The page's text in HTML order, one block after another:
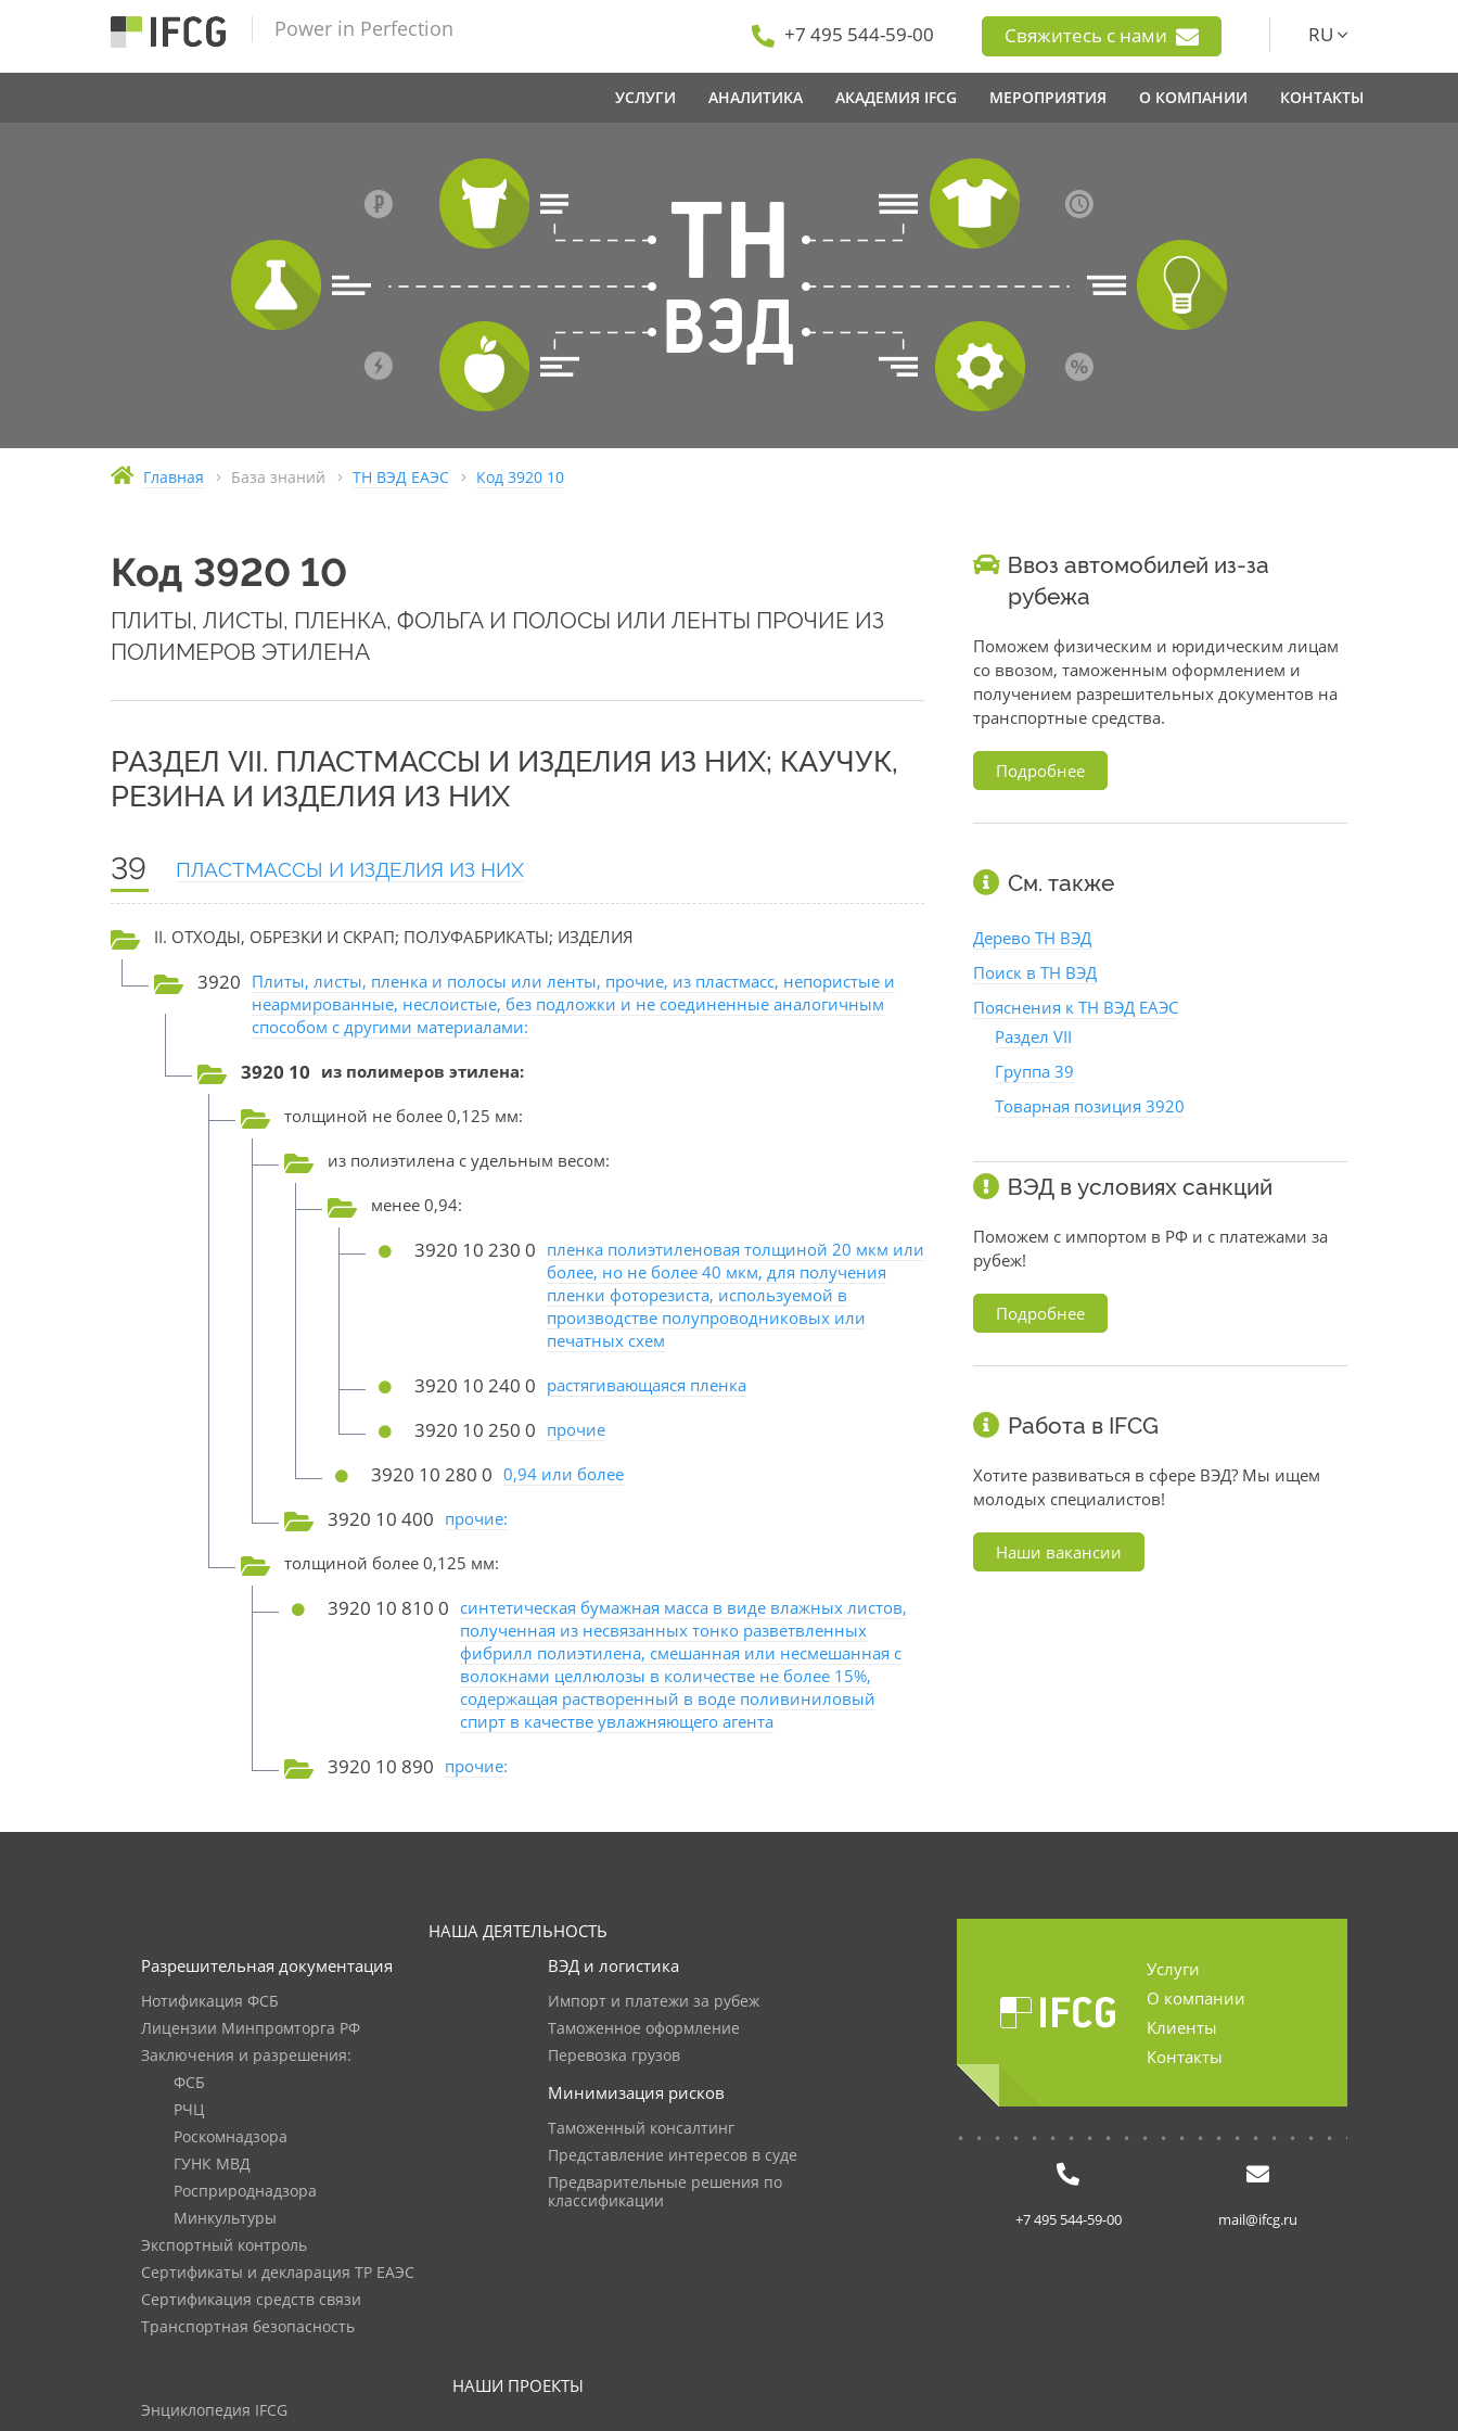
Power in Perfection +7 495 544-59-00 Свяжитесь с нами RU
УСЛУГИ АНАЛИТИКА АКАДЕМИЯ IFCG МЕРОПРИЯТИЯ О КОМПАНИИ КОНТАКТЫ
Главная База знаний ТН ВЭД ЕАЭС Код 3920 10
Код 3920 10
ПЛИТЫ, ЛИСТЫ, ПЛЕНКА, ФОЛЬГА И ПОЛОСЫ ИЛИ ЛЕНТЫ ПРОЧИЕ ИЗ
ПОЛИМЕРОВ ЭТИЛЕНА
РАЗДЕЛ VII. ПЛАСТМАССЫ И ИЗДЕЛИЯ ИЗ НИХ; КАУЧУК,
РЕЗИНА И ИЗДЕЛИЯ ИЗ НИХ
39 ПЛАСТМАССЫ И ИЗДЕЛИЯ ИЗ НИХ
II. ОТХОДЫ, ОБРЕЗКИ И СКРАП; ПОЛУФАБРИКАТЫ; ИЗДЕЛИЯ
3920 Плиты, листы, пленка и полосы или ленты, прочие, из пластмасс, непористые и
неармированные, неслоистые, без подложки и не соединенные аналогичным
способом с другими материалами:
3920 10 из полимеров этилена:
толщиной не более 0,125 мм:
из полиэтилена с удельным весом:
менее 0,94:
3920 10 230 0 пленка полиэтиленовая толщиной 20 мкм или
более, но не более 40 мкм, для получения
пленки фоторезиста, используемой в
производстве полупроводниковых или
печатных схем
3920 10 240 0 растягивающаяся пленка
3920 10 250 0 прочие
3920 10 280 0 0,94 или более
3920 10 400 прочие:
толщиной более 0,125 мм:
3920 10 810 0 синтетическая бумажная масса в виде влажных листов,
полученная из несвязанных тонко разветвленных
фибрилл полиэтилена, смешанная или несмешанная с
волокнами целлюлозы в количестве не более 15%,
содержащая растворенный в воде поливиниловый
спирт в качестве увлажняющего агента
3920 10 890 прочие:
Ввоз автомобилей из-за
рубежа
Поможем физическим и юридическим лицам
со ввозом, таможенным оформлением и
получением разрешительных документов на
транспортные средства.
Подробнее
См. также
Дерево ТН ВЭД
Поиск в ТН ВЭД
Пояснения к ТН ВЭД ЕАЭС
Раздел VII
Группа 39
Товарная позиция 3920
ВЭД в условиях санкций
Поможем с импортом в РФ и с платежами за
рубеж!
Подробнее
Работа в IFCG
Хотите развиваться в сфере ВЭД? Мы ищем
молодых специалистов!
Наши вакансии
НАША ДЕЯТЕЛЬНОСТЬ
Разрешительная документация
Нотификация ФСБ
Лицензии Минпромторга РФ
Заключения и разрешения:
ФСБ
РЧЦ
Роскомнадзора
ГУНК МВД
Росприроднадзора
Минкультуры
Экспортный контроль
Сертификаты и декларация ТР ЕАЭС
Сертификация средств связи
Транспортная безопасность
ВЭД и логистика
Импорт и платежи за рубеж
Таможенное оформление
Перевозка грузов
Минимизация рисков
Таможенный консалтинг
Представление интересов в суде
Предварительные решения по
классификации
НАШИ ПРОЕКТЫ
Энциклопедия IFCG
Услуги
О компании
Клиенты
Контакты
+7 495 544-59-00 mail@ifcg.ru